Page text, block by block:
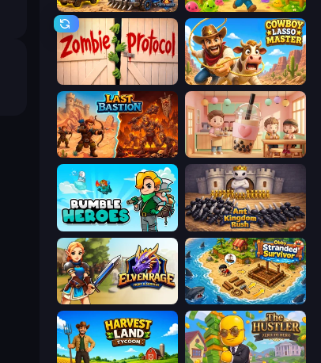
AOD - Art Of Defense Slurp
Zombie Protocol Cowboy Lasso Master
Last Bastion Boba Shop
Rumble Heroes Ant Kingdom Rush
Elvenrage Obby Stranded Survivor